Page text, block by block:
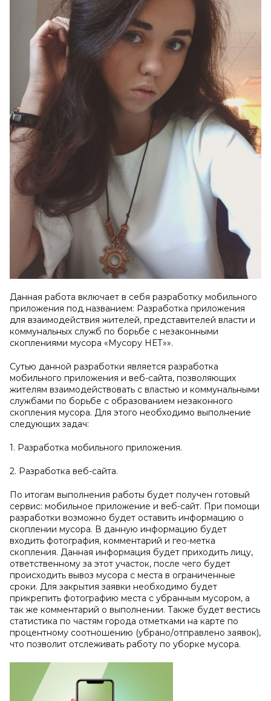
Данная работа включает в себя разработку мобильного
приложения под названием: Разработка приложения
для взаимодействия жителей, представителей власти и
коммунальных служб по борьбе с незаконными
скоплениями мусора «Мусору НЕТ»».
Сутью данной разработки является разработка
мобильного приложения и веб-сайта, позволяющих
жителям взаимодействовать с властью и коммунальными
службами по борьбе с образованием незаконного
скопления мусора. Для этого необходимо выполнение
следующих задач:
1. Разработка мобильного приложения.
2. Разработка веб-сайта.
По итогам выполнения работы будет получен готовый
сервис: мобильное приложение и веб-сайт. При помощи
разработки возможно будет оставить информацию о
скоплении мусора. В данную информацию будет
входить фотография, комментарий и гео-метка
скопления. Данная информация будет приходить лицу,
ответственному за этот участок, после чего будет
происходить вывоз мусора с места в ограниченные
сроки. Для закрытия заявки необходимо будет
прикрепить фотографию места с убранным мусором, а
так же комментарий о выполнении. Также будет вестись
статистика по частям города отметками на карте по
процентному соотношению (убрано/отправлено заявок),
что позволит отслеживать работу по уборке мусора.